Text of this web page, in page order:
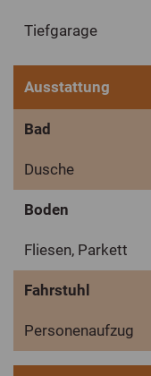
Tiefgarage
Ausstattung
Bad
Dusche
Boden
Fliesen, Parkett
Fahrstuhl
Personenaufzug